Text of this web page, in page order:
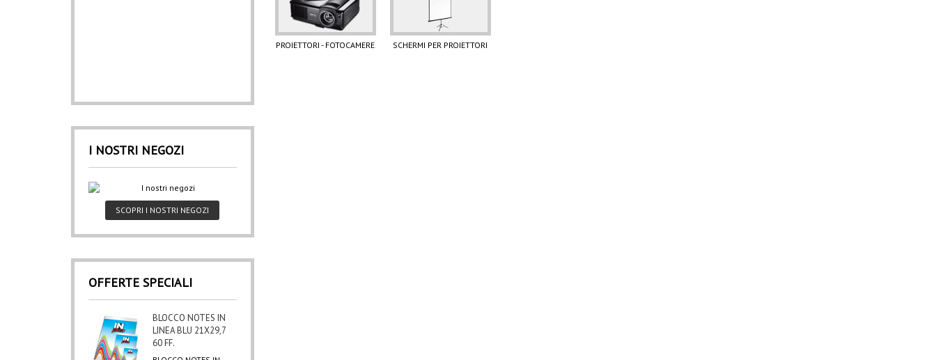
I NOSTRI NEGOZI
SCOPRI I NOSTRI NEGOZI
OFFERTE SPECIALI
BLOCCO NOTES IN
LINEA BLU 21X29,7
60 FF.
PROIETTORI - FOTOCAMERE SCHERMI PER PROIETTORI